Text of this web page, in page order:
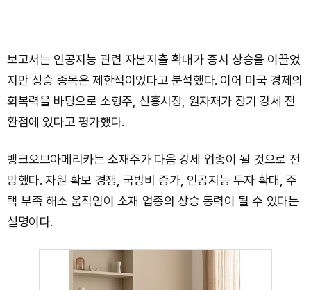
보고서는 인공지능 관련 자본지출 확대가 증시 상승을 이끌었
지만 상승 종목은 제한적이었다고 분석했다. 이어 미국 경제의
회복력을 바탕으로 소형주, 신흥시장, 원자재가 장기 강세 전
환점에 있다고 평가했다.
뱅크오브아메리카는 소재주가 다음 강세 업종이 될 것으로 전
망했다. 자원 확보 경쟁, 국방비 증가, 인공지능 투자 확대, 주
택 부족 해소 움직임이 소재 업종의 상승 동력이 될 수 있다는
설명이다.